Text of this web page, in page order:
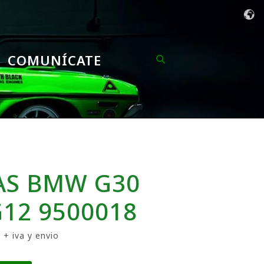
COMUNÍCATE
BMW G30
9500018
+ iva y envio